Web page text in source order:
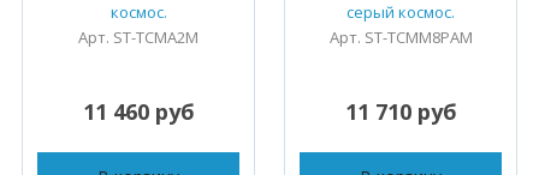
космос.
Арт. ST-TCMA2M
11 460 руб
серый космос.
Арт. ST-TCMM8PAM
11 710 руб